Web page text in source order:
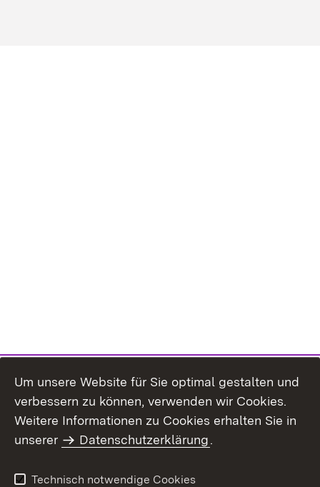
Themenübersicht
Um unsere Website für Sie optimal gestalten und
verbessern zu können, verwenden wir Cookies.
Weitere Informationen zu Cookies erhalten Sie in
unserer
Datenschutzerklärung.
Technisch notwendige Cookies